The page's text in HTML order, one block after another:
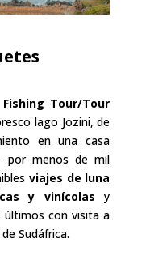
Fishing Tour/Tour
lago Jozini, de
en una casa
por menos de mil
viajes de luna
y vinícolas y
últimos con visita a
Sudáfrica.